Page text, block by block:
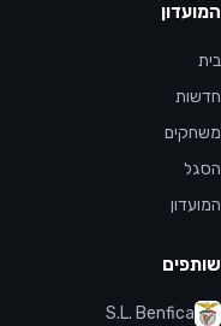
המועדון
בית
חדשות
משחקים
הסגל
המועדון
שותפים
S.L. Benfica